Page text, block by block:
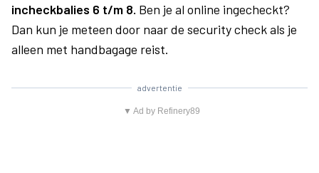
incheckbalies 6 t/m 8. Ben je al online ingecheckt?
Dan kun je meteen door naar de security check als je
alleen met handbagage reist.
advertentie
▼ Ad by Refinery89